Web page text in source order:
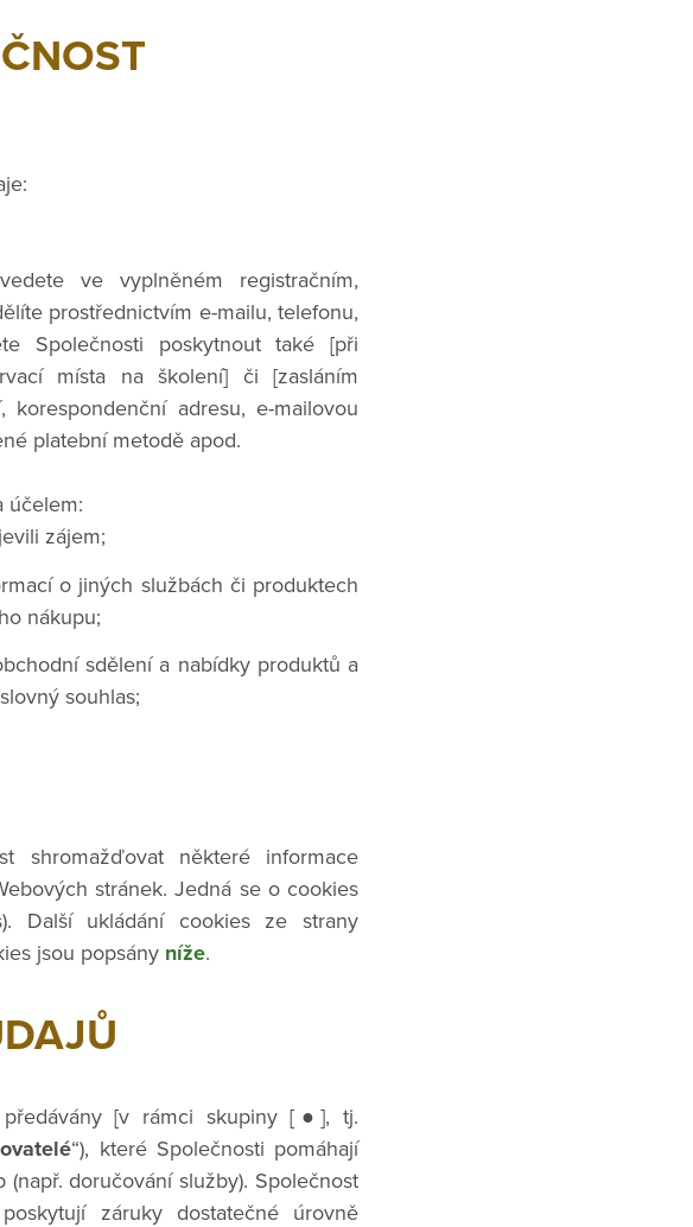
ve vyplněném registračním,
prostřednictvím e-mailu, telefonu,
Společnosti poskytnout také [při
místa na školení] či [zasláním
adresu, e-mailovou
platební metodě apod.
účelem:
zájem;
o jiných službách či produktech
nákupu;
sdělení a nabídky produktů a
souhlas;
shromažďovat některé informace
stránek. Jedná se o cookies
Další ukládání cookies ze strany
jsou popsány níže.
[v rámci skupiny [●], tj.
“), které Společnosti pomáhají
doručování služby). Společnost
záruky dostatečné úrovně